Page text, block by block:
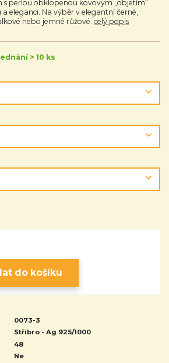
s perlou obklopenou kovovým „objetím“
eleganci. Na výběr v elegantní černé,
nebo jemné růžové. celý popis
> 10 ks
do košíku
0073-3
Stříbro - Ag 925/1000
48
Ne